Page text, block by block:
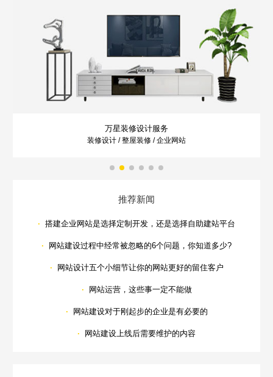
万星装修设计服务
装修设计 / 整屋装修 / 企业网站
推荐新闻
· 搭建企业网站是选择定制开发，还是选择自助建站平台
· 网站建设过程中经常被忽略的6个问题，你知道多少?
· 网站设计五个小细节让你的网站更好的留住客户
· 网站运营，这些事一定不能做
· 网站建设对于刚起步的企业是有必要的
· 网站建设上线后需要维护的内容
不怕就请留下您的需求及联系方式，我们会第一时间送上问候的。